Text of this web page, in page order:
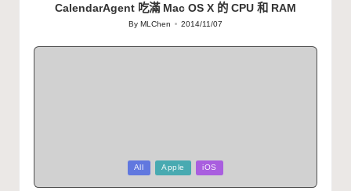
CalendarAgent 吃滿 Mac OS X 的 CPU 和 RAM
Posted
ByMLChen 2014/11/07
All Apple iOS